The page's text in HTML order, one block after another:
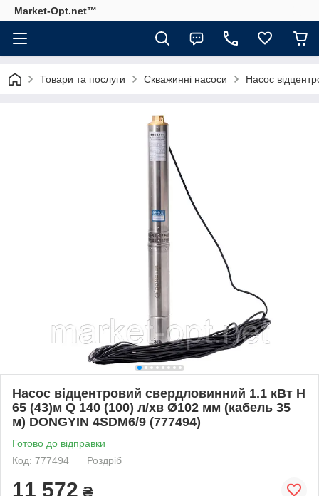
Market-Opt.net™
Товари та послуги Скважинні насоси Насос
Насос відцентровий свердловинний 1.1 кВт H
65 (43)м Q 140 (100) л/хв Ø102 мм (кабель 35
м) DONGYIN 4SDM6/9 (777494)
Готово до відправки
Код: 777494
Роздріб
11 572 ₴